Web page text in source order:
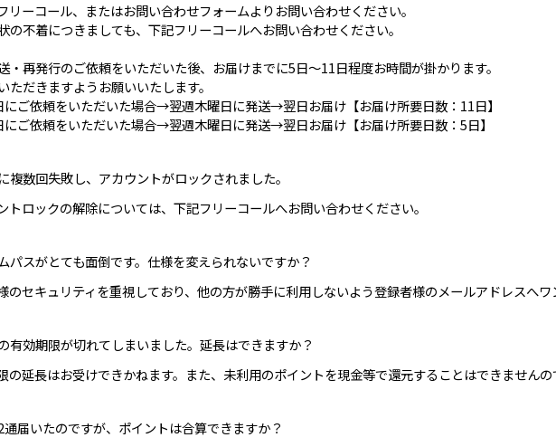
リーコール、またはお問い合わせフォームよりお問い合わせください。
の不着につきましても、下記フリーコールへお問い合わせください。
・再発行のご依頼をいただいた後、お届けまでに5日～11日程度お時間が掛かります。
ただきますようお願いいたします。
ご依頼をいただいた場合→翌週木曜日に発送→翌日お届け【お届け所要日数：11日】
ご依頼をいただいた場合→翌週木曜日に発送→翌日お届け【お届け所要日数：5日】
複数回失敗し、アカウントがロックされました。
トロックの解除については、下記フリーコールへお問い合わせください。
パスがとても面倒です。仕様を変えられないですか？
のセキュリティを重視しており、他の方が勝手に利用しないよう登録者様のメールアドレスへワ
有効期限が切れてしまいました。延長はできますか？
の延長はお受けできかねます。また、未利用のポイントを現金等で還元することはできませんの
届いたのですが、ポイントは合算できますか？